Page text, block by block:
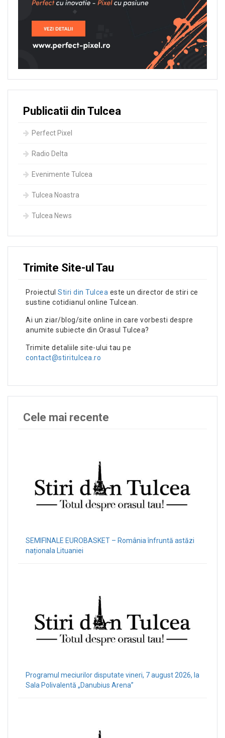
Publicatii din Tulcea
Perfect Pixel
Radio Delta
Evenimente Tulcea
Tulcea Noastra
Tulcea News
Trimite Site-ul Tau
Proiectul Stiri din Tulcea este un director de stiri ce
sustine cotidianul online Tulcean.
Ai un ziar/blog/site online in care vorbesti despre
anumite subiecte din Orasul Tulcea?
Trimite detaliile site-ului tau pe
contact@stiritulcea.ro
Cele mai recente
SEMIFINALE EUROBASKET – România înfruntă astăzi
naționala Lituaniei
Programul meciurilor disputate vineri, 7 august 2026, la
Sala Polivalentă „Danubius Arena”